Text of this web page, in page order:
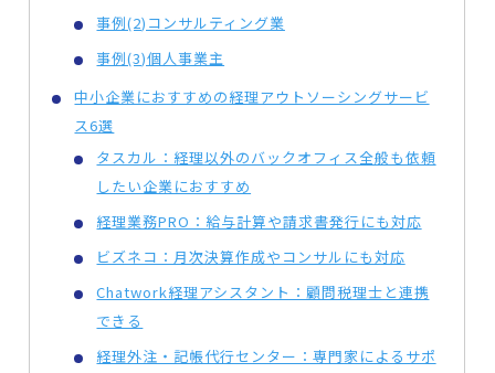
事例(2)コンサルティング業
事例(3)個人事業主
中小企業におすすめの経理アウトソーシングサービ
ス6選
タスカル：経理以外のバックオフィス全般も依頼
したい企業におすすめ
経理業務PRO：給与計算や請求書発行にも対応
ビズネコ：月次決算作成やコンサルにも対応
Chatwork経理アシスタント：顧問税理士と連携
できる
経理外注・記帳代行センター：専門家によるサポ